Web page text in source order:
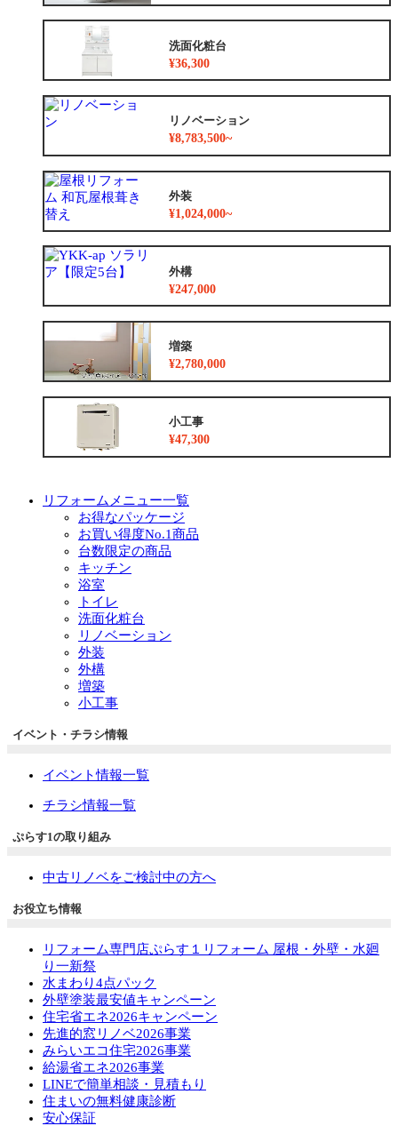
洗面化粧台
¥36,300
リノベーション
¥8,783,500~
外装
¥1,024,000~
外構
¥247,000
増築
¥2,780,000
小工事
¥47,300
リフォームメニュー一覧
お得なパッケージ
お買い得度No.1商品
台数限定の商品
キッチン
浴室
トイレ
洗面化粧台
リノベーション
外装
外構
増築
小工事
イベント・チラシ情報
イベント情報一覧
チラシ情報一覧
ぷらす1の取り組み
中古リノベをご検討中の方へ
お役立ち情報
リフォーム専門店ぷらす１リフォーム 屋根・外壁・水廻
り一新祭
水まわり4点パック
外壁塗装最安値キャンペーン
住宅省エネ2026キャンペーン
先進的窓リノベ2026事業
みらいエコ住宅2026事業
給湯省エネ2026事業
LINEで簡単相談・見積もり
住まいの無料健康診断
安心保証